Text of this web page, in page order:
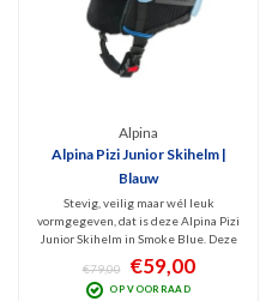
Alpina
Alpina Pizi Junior Skihelm |
Blauw
Stevig, veilig maar wél leuk
vormgegeven, dat is deze Alpina Pizi
Junior Skihelm in Smoke Blue. Deze
lichtgewicht sneeuwhelm heeft de
perfecte combinatie van veel comfort
en bescherming. Earpads zijn
€79,00 €59,00
OP VOORRAAD